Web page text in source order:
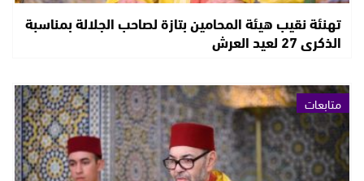
تهنئة نقيب هيئة المحامين بتازة لصاحب الجلالة بمناسبة
الذكرى 27 لعيد العرش
متابعات